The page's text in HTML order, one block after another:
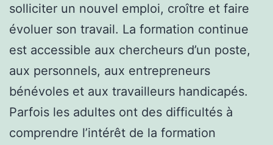
solliciter un nouvel emploi, croître et faire
évoluer son travail. La formation continue
est accessible aux chercheurs d’un poste,
aux personnels, aux entrepreneurs
bénévoles et aux travailleurs handicapés.
Parfois les adultes ont des difficultés à
comprendre l’intérêt de la formation